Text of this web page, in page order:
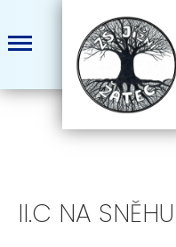
II.C NA SNĚHU